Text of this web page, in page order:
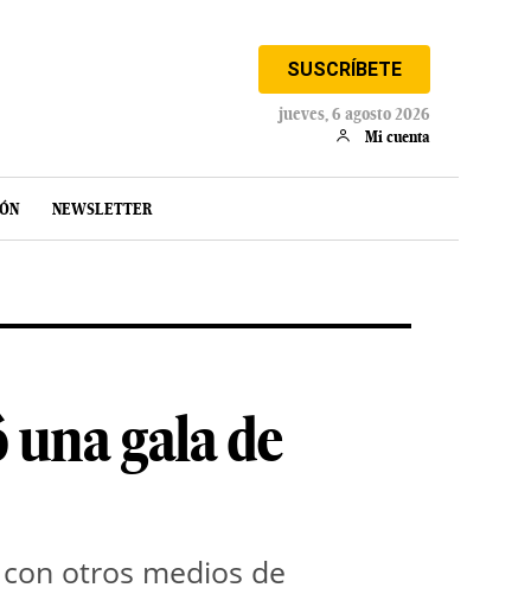
SUSCRÍBETE
jueves, 6 agosto 2026
Mi cuenta
NEWSLETTER
gala de
otros medios de